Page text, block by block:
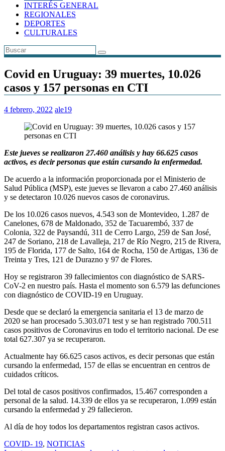
INTERÉS GENERAL
REGIONALES
DEPORTES
CULTURALES
Covid en Uruguay: 39 muertes, 10.026
casos y 157 personas en CTI
4 febrero, 2022 ale19
Este jueves se realizaron 27.460 análisis y hay 66.625 casos
activos, es decir personas que están cursando la enfermedad.
De acuerdo a la información proporcionada por el Ministerio de
Salud Pública (MSP), este jueves se llevaron a cabo 27.460 análisis
y se detectaron 10.026 nuevos casos de coronavirus.
De los 10.026 casos nuevos, 4.543 son de Montevideo, 1.287 de
Canelones, 678 de Maldonado, 352 de Tacuarembó, 337 de
Colonia, 322 de Paysandú, 311 de Cerro Largo, 259 de San José,
247 de Soriano, 218 de Lavalleja, 217 de Río Negro, 215 de Rivera,
195 de Florida, 177 de Salto, 164 de Rocha, 150 de Artigas, 136 de
Treinta y Tres, 121 de Durazno y 97 de Flores.
Hoy se registraron 39 fallecimientos con diagnóstico de SARS-
CoV-2 en nuestro país. Hasta el momento son 6.579 las defunciones
con diagnóstico de COVID-19 en Uruguay.
Desde que se declaró la emergencia sanitaria el 13 de marzo de
2020 se han procesado 5.303.071 test y se han registrado 700.511
casos positivos de Coronavirus en todo el territorio nacional. De ese
total 627.307 ya se recuperaron.
Actualmente hay 66.625 casos activos, es decir personas que están
cursando la enfermedad, 157 de ellas se encuentran en centros de
cuidados críticos.
Del total de casos positivos confirmados, 15.467 corresponden a
personal de la salud. 14.339 de ellos ya se recuperaron, 1.099 están
cursando la enfermedad y 29 fallecieron.
Al día de hoy todos los departamentos registran casos activos.
COVID- 19, NOTICIAS